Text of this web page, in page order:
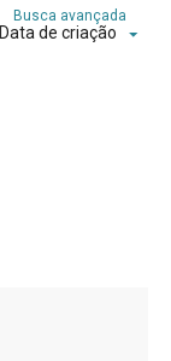
Busca avançada
Data de criação